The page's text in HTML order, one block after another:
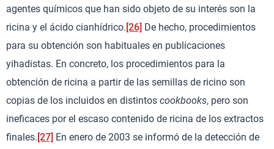
agentes químicos que han sido objeto de su interés son la
ricina y el ácido cianhídrico. [26] De hecho, procedimientos
para su obtención son habituales en publicaciones
yihadistas. En concreto, los procedimientos para la
obtención de ricina a partir de las semillas de ricino son
copias de los incluidos en distintos cookbooks, pero son
ineficaces por el escaso contenido de ricina de los extractos
finales. [27] En enero de 2003 se informó de la detección de